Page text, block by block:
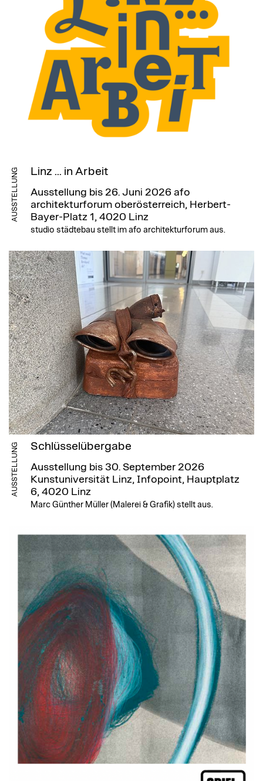
AUSSTELLUNG Linz ... in Arbeit
Ausstellung bis 26. Juni 2026 afo
architekturforum oberösterreich, Herbert-
Bayer-Platz 1, 4020 Linz
studio städtebau stellt im afo architekturforum aus.
AUSSTELLUNG Schlüsselübergabe
Ausstellung bis 30. September 2026
Kunstuniversität Linz, Infopoint, Hauptplatz
6, 4020 Linz
Marc Günther Müller (Malerei & Grafik) stellt aus.